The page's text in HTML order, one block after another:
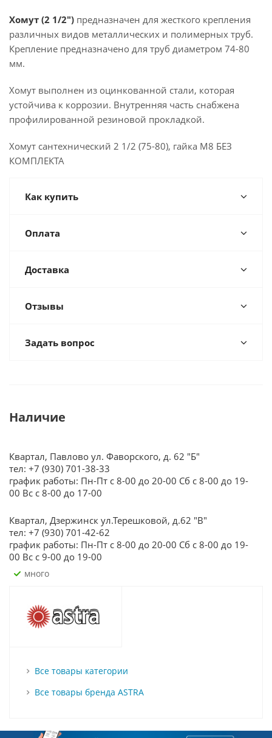
Хомут (2 1/2") предназначен для жесткого крепления
различных видов металлических и полимерных труб.
Крепление предназначено для труб диаметром 74-80
мм.
Хомут выполнен из оцинкованной стали, которая
устойчива к коррозии. Внутренняя часть снабжена
профилированной резиновой прокладкой.
Хомут сантехнический 2 1/2 (75-80), гайка М8 БЕЗ
КОМПЛЕКТА
Как купить
Оплата
Доставка
Отзывы
Задать вопрос
Наличие
Квартал, Павлово ул. Фаворского, д. 62 "Б"
тел: +7 (930) 701-38-33
график работы: Пн-Пт с 8-00 до 20-00 Сб с 8-00 до 19-
00 Вс с 8-00 до 17-00
Квартал, Дзержинск ул.Терешковой, д.62 "В"
тел: +7 (930) 701-42-62
график работы: Пн-Пт с 8-00 до 20-00 Сб с 8-00 до 19-
00 Вс с 9-00 до 19-00
Много
Все товары категории
Все товары бренда ASTRA